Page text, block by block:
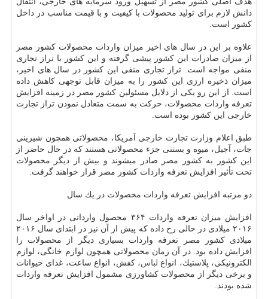
دانش لازم برای تولید محصولات با كیفیت و با قیمت مناسب در داخل
كشور است.
علاوه بر این در سال های اخیر میزان واردات محصولات كشور مصر
از میزان صادرات این كشور پیشی گرفته و این كشور با تراز تجاری
منفی مواجه است. تراز تجاری منفی این كشور در سال های اخیر،
میزان ذخیره ارزی این كشور را به میزان قابل توجهی كاهش داده
است. از این رو یكی از دلایل مسئولین كشور مصر در زمینه افزایش
تعرفه واردات محصولات، حركت به سمت متعادل نمودن تراز تجارت
خارجی این كشور بوده است.
طبق اعلام وزارت تجارت خارجی آمریكا، محصولاتی همچون شیرینی
جات، آجیل، میوه و بستنی جزء محصولاتی هستند كه در حال حاضر از
این كشور به كشور مصر صادر میشوند و بیش از دیگر محصولات
تحت تأثیر افزایش تعرفه واردات كشور مصر قرار خواهند گرفت.
دو مرتبه افزایش تعرفه واردات محصولات در یك سال
افزایش میزان تعرفه واردات ۳۶۴ محصول وارداتی در اواخر سال
۲۰۱۶ میلادی در حالی رخ داده كه پیش از آن نیز در ابتدای سال ۲۰۱۶
میلادی كشور مصر تعرفه واردات بسیاری دیگر از محصولات را
افزایش داده بود. در آن زمان محصولاتی همچون لوازم خانگی، لوازم
الكترونیكی، پلاستیك، انواع لباس، كفش، انواع ساعت، غذای حیوانات
و برخی دیگر از محصولات كشاورزی مشمول افزایش تعرفه واردات
شده بودند.